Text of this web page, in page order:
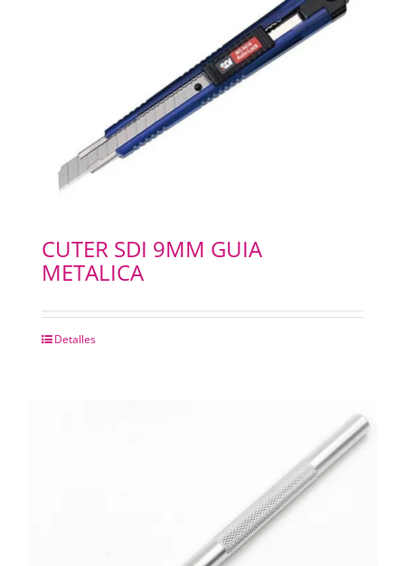
CUTER SDI 9MM GUIA
METALICA
Detalles